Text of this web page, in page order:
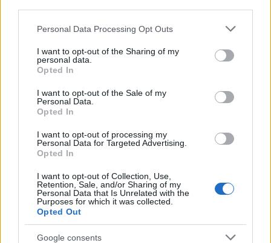
Please note that this website/app uses one or more Google
not limited to your visit or usage behaviour. You may click to
grant or deny consent to Google and its third-party tags to
use your data for below specified purposes in below Google
consent section.
Personal Data Processing Opt Outs
I want to opt-out of the Sharing of my
personal data.
Opted In
I want to opt-out of the Sale of my
Personal Data.
Opted In
I want to opt-out of processing my
Personal Data for Targeted Advertising.
Opted In
I want to opt-out of Collection, Use,
Retention, Sale, and/or Sharing of my
Personal Data that Is Unrelated with the
Purposes for which it was collected.
Opted Out
Google consents
Ma egy relaxációs - imaginációs gyakorlatot hoztam nektek, a
gyakorlat címe: "A biztonságos hely megtalálása." Úgy érzem,
Online Mindfulness Tréning
Pszichológus Online Schrammel Ivett•2020. április 04.
már megszokottá vált rohanásban és befelé figyeljünk.
Valójában ez egy lehetőség is ...